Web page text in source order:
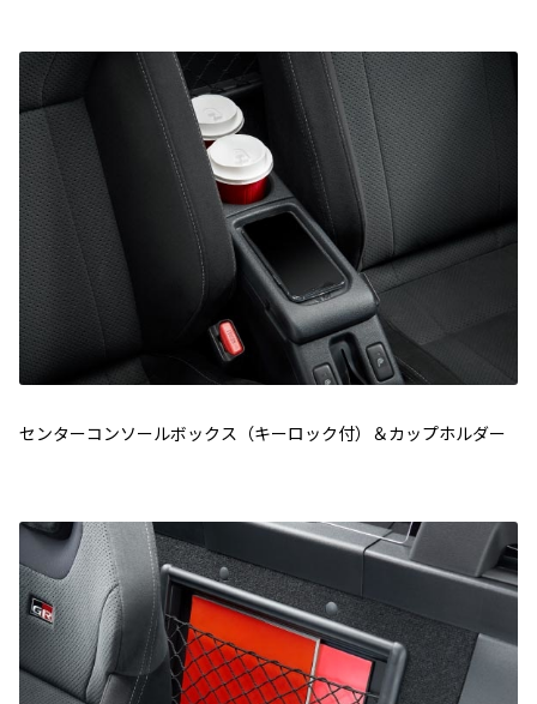
センターコンソールボックス（キーロック付）＆カップホルダー